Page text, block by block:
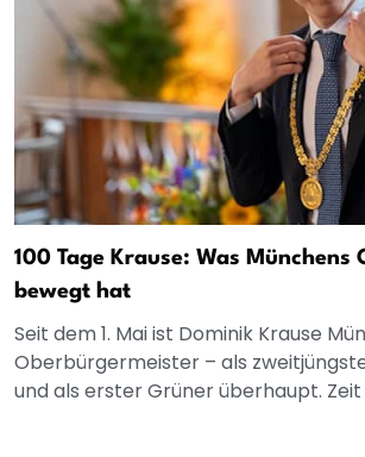
100 Tage Krause: Was Münchens
bewegt hat
Seit dem 1. Mai ist Dominik Krause
Oberbürgermeister – als
und als erster Grüner überhaupt. Zeit